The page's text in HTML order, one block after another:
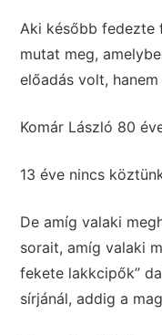
Aki később fedezte
mutat meg,
előadás volt,
Komár László 80
13 éve nincs
De amíg valaki
sorait, amíg valaki
fekete lakkcipők”
sírjánál, addig a